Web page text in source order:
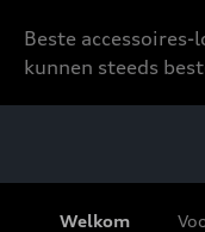
Beste
kunnen steeds
Welkom